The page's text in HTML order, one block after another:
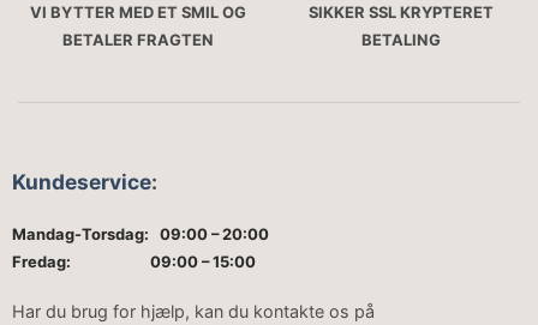
VI BYTTER MED ET SMIL OG
BETALER FRAGTEN
SIKKER SSL KRYPTERET
BETALING
Kundeservice:
Mandag-Torsdag: 09:00 – 20:00
Fredag: 09:00 – 15:00
Har du brug for hjælp, kan du kontakte os på